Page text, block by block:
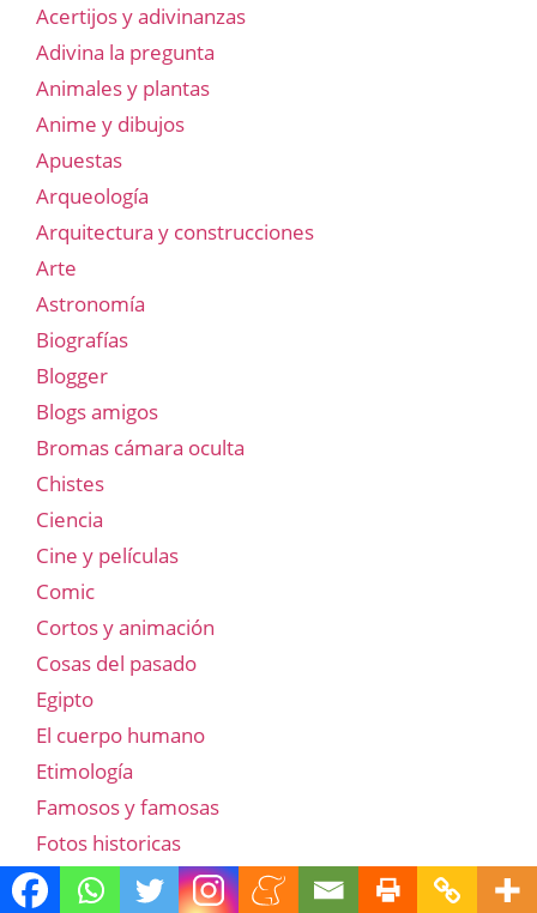
Acertijos y adivinanzas
Adivina la pregunta
Animales y plantas
Anime y dibujos
Apuestas
Arqueología
Arquitectura y construcciones
Arte
Astronomía
Biografías
Blogger
Blogs amigos
Bromas cámara oculta
Chistes
Ciencia
Cine y películas
Comic
Cortos y animación
Cosas del pasado
Egipto
El cuerpo humano
Etimología
Famosos y famosas
Fotos historicas
Frases, dichos, significados